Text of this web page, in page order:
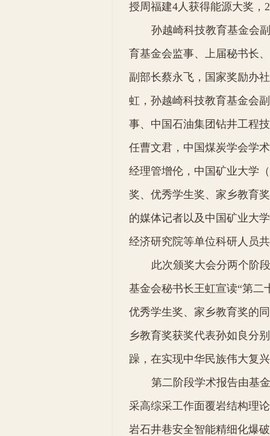
授周福建4人获得能源大奖，
孙越崎科技教育基金会
育基金会监事、上届秘书长
副部长蔡永飞，国家奖励办
虹，孙越崎科技教育基金会
事、中国石油集团钻井工程
任曹文君，中国煤炭学会学
经理管增伦，中国矿业大学
奖、优秀学生奖、家乡教育
的媒体记者以及中国矿业大
经济研究院等单位科研人员共
此次颁奖大会分两个阶
基金会秘书长王虹宣读“第二
优秀学生奖、家乡教育奖的
乡教育奖获奖代表孙如良分
躁，在实现中华民族伟大复
第二阶段学术报告由基
采高综采工作面覆岩结构理
岩石井巷安全智能精细化爆